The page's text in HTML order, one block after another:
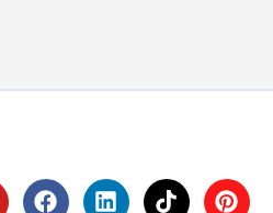
F
a
L
i
T
i
P
i